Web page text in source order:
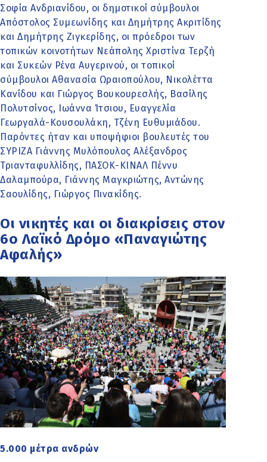
Σοφία Ανδριανίδου, οι δημοτικοί σύμβουλοι
Απόστολος Συμεωνίδης και Δημήτρης Ακριτίδης
και Δημήτρης Ζιγκερίδης, οι πρόεδροι των
τοπικών κοινοτήτων Νεάπολης Χριστίνα Τερζή
και Συκεών Ρένα Αυγερινού, οι τοπικοί
σύμβουλοι Αθανασία Ωραιοπούλου, Νικολέττα
Κανίδου και Γιώργος Βουκουρεσλής, Βασίλης
Πολυτσίνος, Ιωάννα Ίτσιου, Ευαγγελία
Γεωργαλά-Κουσουλάκη, Τζένη Ευθυμιάδου.
Παρόντες ήταν και υποψήφιοι βουλευτές του
ΣΥΡΙΖΑ Γιάννης Μυλόπουλος Αλέξανδρος
Τριανταφυλλίδης, ΠΑΣΟΚ-ΚΙΝΑΛ Πέννυ
Δαλαμπούρα, Γιάννης Μαγκριώτης, Αντώνης
Σαουλίδης, Γιώργος Πινακίδης.
Οι νικητές και οι διακρίσεις στον
6ο Λαϊκό Δρόμο «Παναγιώτης
Αφαλής»
5.000 μέτρα ανδρών